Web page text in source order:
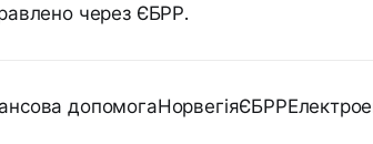
через ЄБРР.